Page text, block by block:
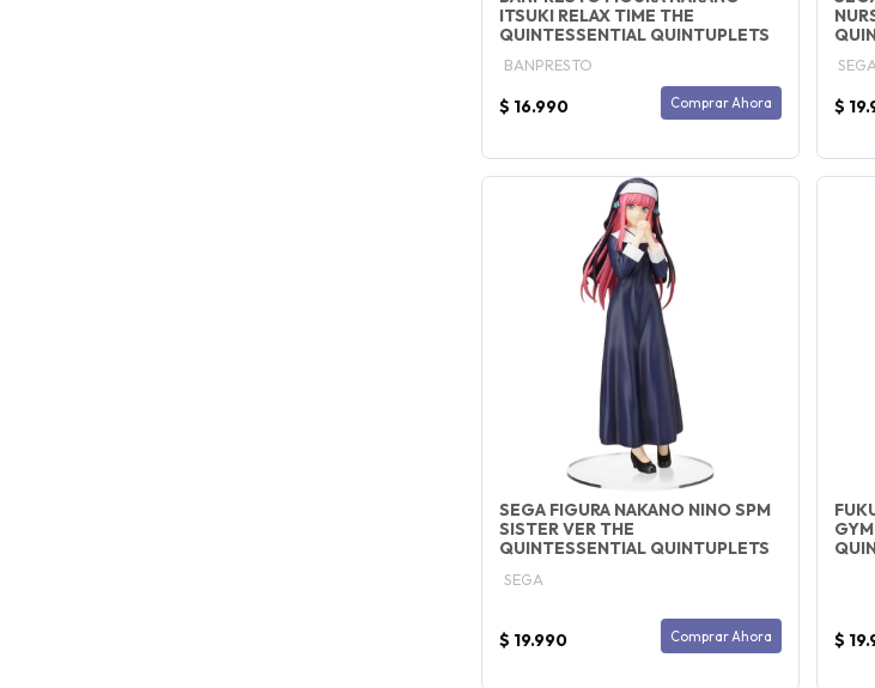
ITSUKI RELAX TIME THE
QUINTESSENTIAL QUINTUPLETS
BANPRESTO
$ 16.990 Comprar Ahora
SEGA
$
SEGA FIGURA NAKANO NINO SPM
SISTER VER THE
QUINTESSENTIAL QUINTUPLETS
SEGA
$ 19.990 Comprar Ahora $